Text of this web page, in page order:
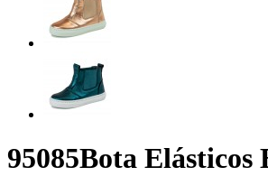
95085Bota Elásticos